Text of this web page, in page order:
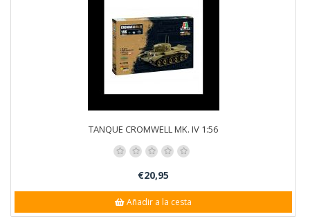
TANQUE CROMWELL MK. IV 1:56
€20,95
Añadir a la cesta